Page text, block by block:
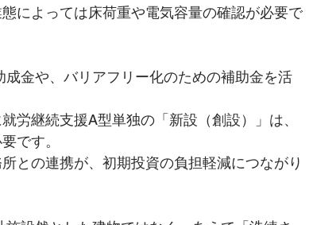
によっては床荷重や電気容量の確認が必要で
成金や、バリアフリー化のための補助金を活
労継続支援A型単独の「新設（創設）」は、
です。
との連携が、初期投資の負担軽減につながり